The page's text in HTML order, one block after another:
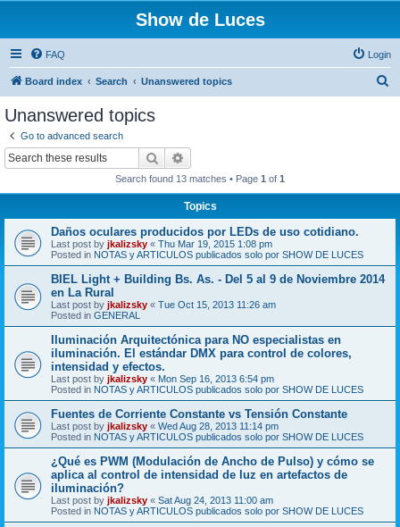
Show de Luces
FAQ Login
Board index Search Unanswered topics
Unanswered topics
Go to advanced search
Search
Search found 13 matches • Page 1 of 1
Topics
Daños oculares producidos por LEDs de uso cotidiano.
Last post by jkalizsky « Thu Mar 19, 2015 1:08 pm
Posted in NOTAS y ARTICULOS publicados solo por SHOW DE LUCES
BIEL Light + Building Bs. As. - Del 5 al 9 de Noviembre 2014
en La Rural
Last post by jkalizsky « Tue Oct 15, 2013 11:26 am
Posted in GENERAL
Iluminación Arquitectónica para NO especialistas en
iluminación. El estándar DMX para control de colores,
intensidad y efectos.
Last post by jkalizsky « Mon Sep 16, 2013 6:54 pm
Posted in NOTAS y ARTICULOS publicados solo por SHOW DE LUCES
Fuentes de Corriente Constante vs Tensión Constante
Last post by jkalizsky « Wed Aug 28, 2013 11:14 pm
Posted in NOTAS y ARTICULOS publicados solo por SHOW DE LUCES
¿Qué es PWM (Modulación de Ancho de Pulso) y cómo se
aplica al control de intensidad de luz en artefactos de
iluminación?
Last post by jkalizsky « Sat Aug 24, 2013 11:00 am
Posted in NOTAS y ARTICULOS publicados solo por SHOW DE LUCES